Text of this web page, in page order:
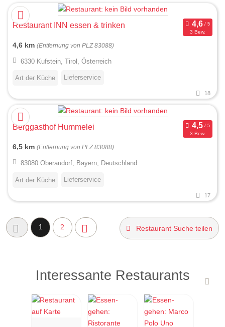
Restaurant INN essen & trinken
3 Bew.
4,6 km (Entfernung von PLZ 83088)
6330 Kufstein, Tirol, Österreich
Art der Küche Lieferservice
18
Berggasthof Hummelei
3 Bew.
6,5 km (Entfernung von PLZ 83088)
83080 Oberaudorf, Bayern, Deutschland
Art der Küche Lieferservice
17
1 2 Restaurant Suche teilen
Interessante Restaurants